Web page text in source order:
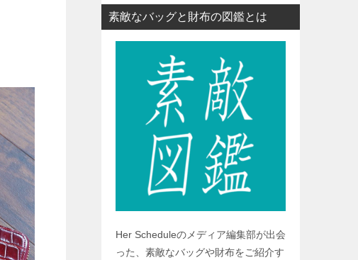
素敵なバッグと財布の図鑑とは
Her Scheduleのメディア編集部が出会
った、素敵なバッグや財布をご紹介す